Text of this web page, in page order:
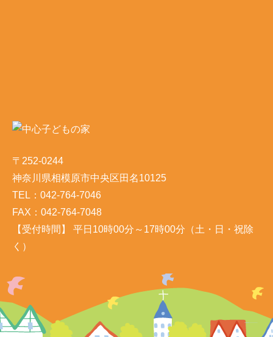
〒252-0244
神奈川県相模原市中央区田名10125
TEL：042-764-7046
FAX：042-764-7048
【受付時間】 平日10時00分～17時00分（土・日・祝除
く）